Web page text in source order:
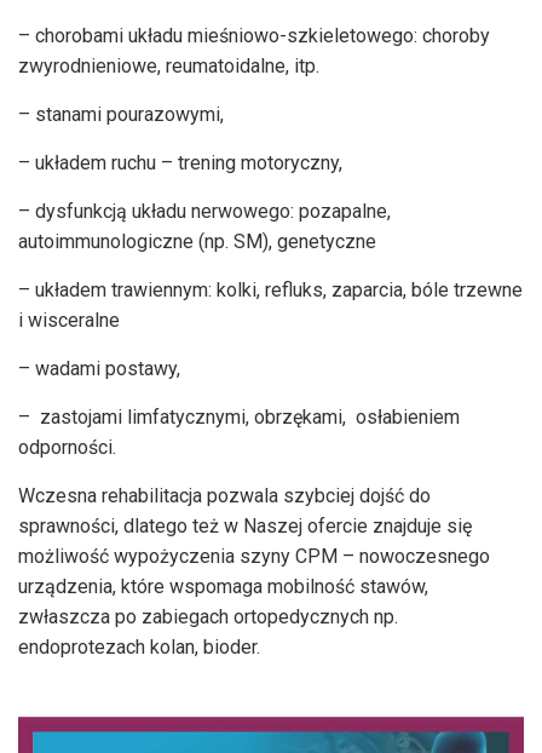
– chorobami układu mieśniowo-szkieletowego: choroby
zwyrodnieniowe, reumatoidalne, itp.
– stanami pourazowymi,
– układem ruchu – trening motoryczny,
– dysfunkcją układu nerwowego: pozapalne,
autoimmunologiczne (np. SM), genetyczne
– układem trawiennym: kolki, refluks, zaparcia, bóle trzewne
i wisceralne
– wadami postawy,
– zastojami limfatycznymi, obrzękami, osłabieniem
odporności.
Wczesna rehabilitacja pozwala szybciej dojść do
sprawności, dlatego też w Naszej ofercie znajduje się
możliwość wypożyczenia szyny CPM – nowoczesnego
urządzenia, które wspomaga mobilność stawów,
zwłaszcza po zabiegach ortopedycznych np.
endoprotezach kolan, bioder.